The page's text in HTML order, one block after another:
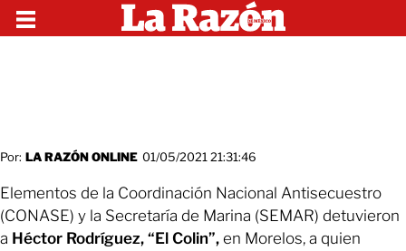
Por: LA RAZÓN ONLINE 01/05/2021 21:31:46
Elementos de la Coordinación Nacional Antisecuestro
(CONASE) y la Secretaría de Marina (SEMAR) detuvieron
a Héctor Rodríguez, “El Colin”, en Morelos, a quien